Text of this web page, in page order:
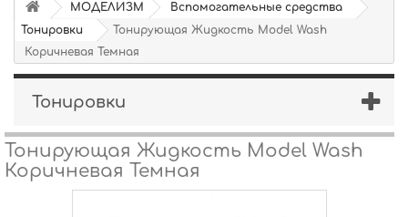
МОДЕЛИЗМ
Вспомогательные средства
Тонировки
Тонирующая Жидкость Model Wash
Коричневая Темная
Тонировки
Тонирующая Жидкость Model Wash
Коричневая Темная